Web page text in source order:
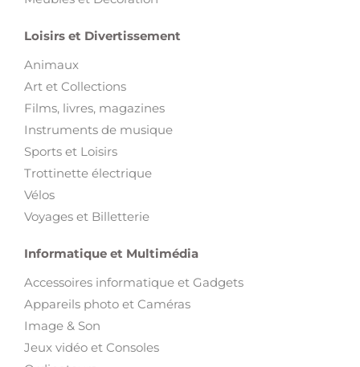
Loisirs et Divertissement
Animaux
Art et Collections
Films, livres, magazines
Instruments de musique
Sports et Loisirs
Trottinette électrique
Vélos
Voyages et Billetterie
Informatique et Multimédia
Accessoires informatique et Gadgets
Appareils photo et Caméras
Image & Son
Jeux vidéo et Consoles